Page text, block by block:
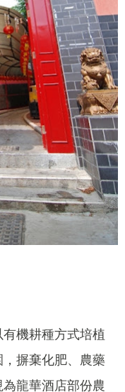
機耕種方式培植
摒棄化肥、農藥
龍華酒店部份農